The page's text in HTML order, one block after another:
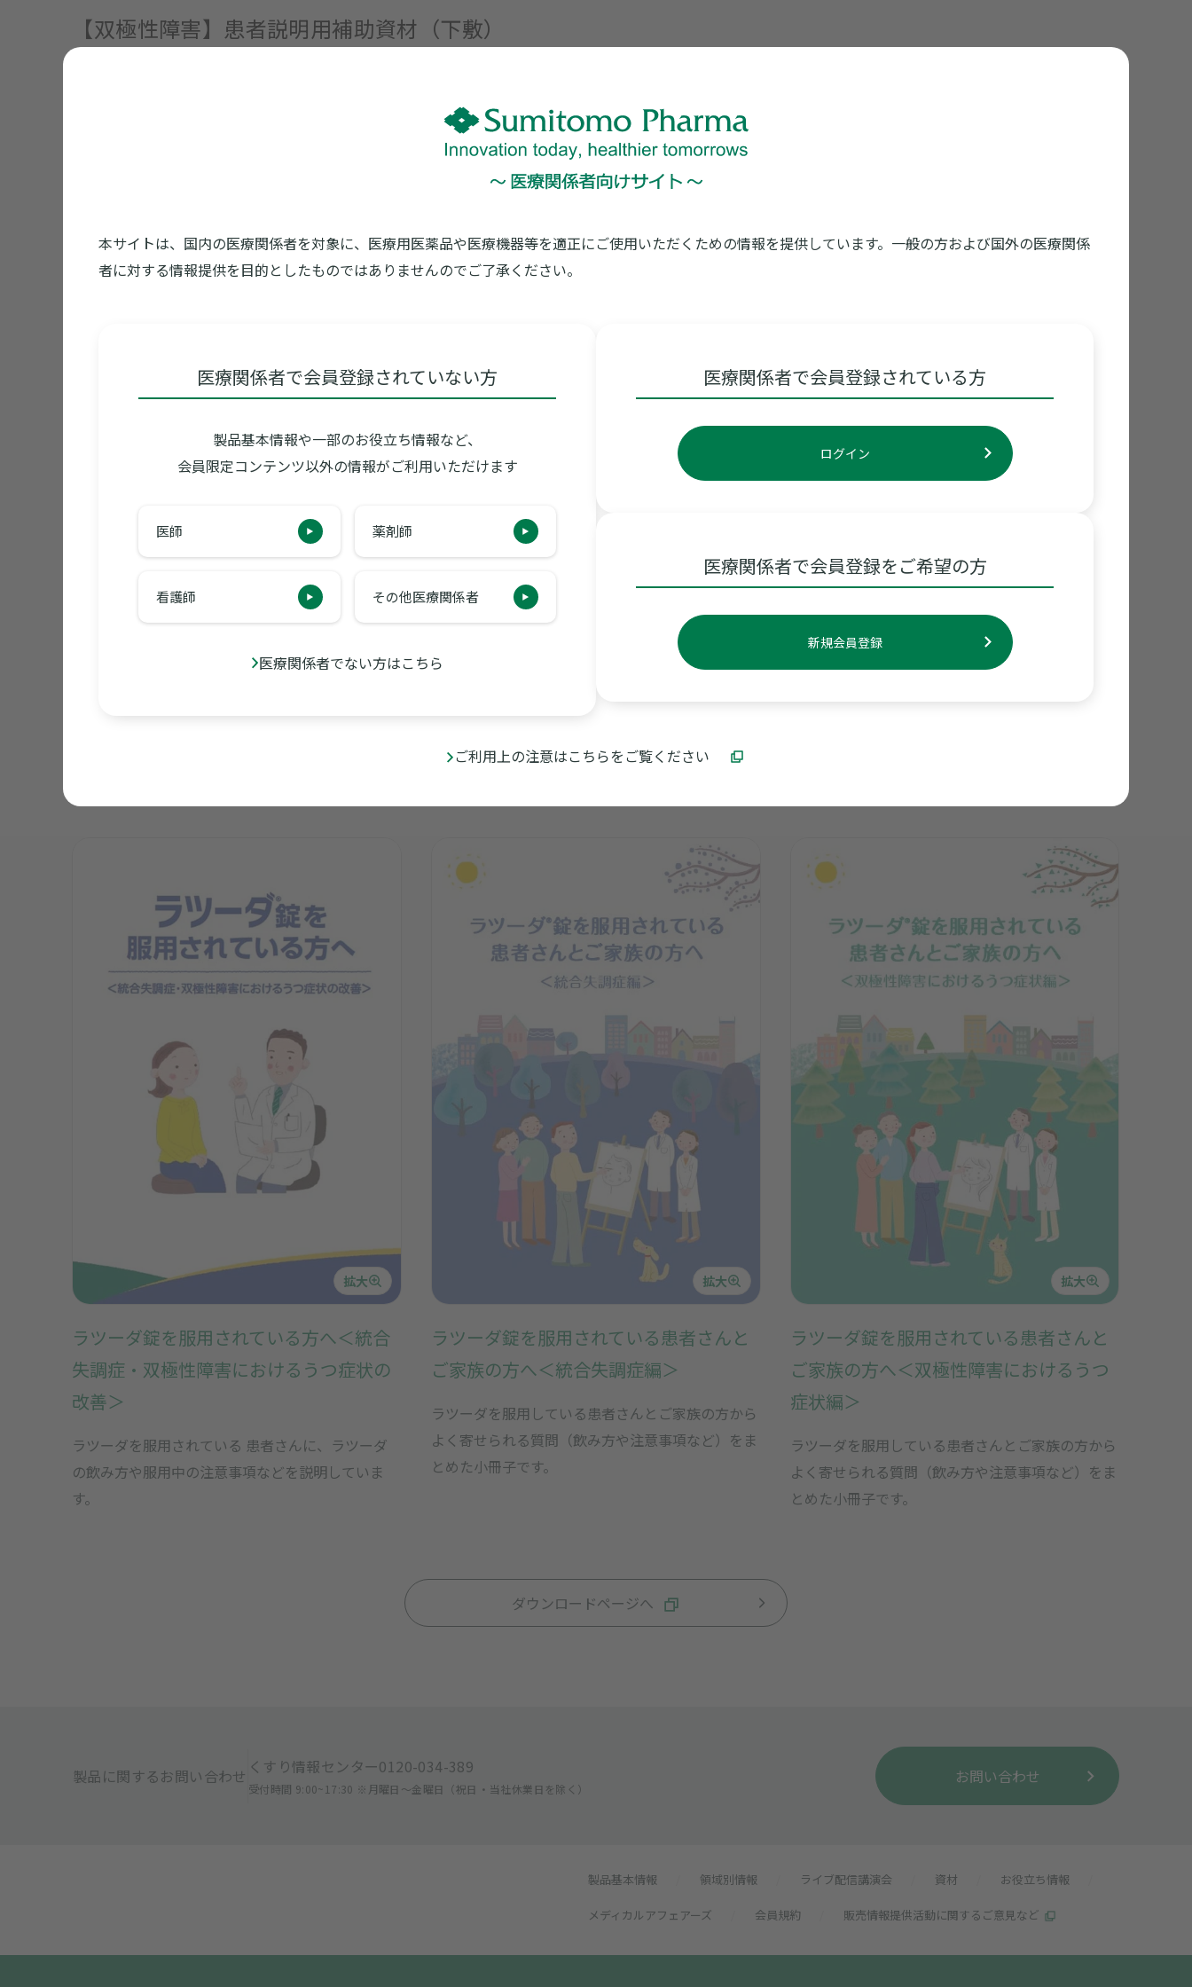
本サイトは、国内の医療関係者を対象に、医療用医薬品や医療機器等を適正にご使用いただくための情報を提供しています。一般の方および国外の医療関係
者に対する情報提供を目的としたものではありませんのでご了承ください。
医療関係者で会員登録されていない方
製品基本情報や一部のお役立ち情報など、
会員限定コンテンツ以外の情報がご利用いただけます
医師 薬剤師
看護師 その他医療関係者
医療関係者でない方はこちら
医療関係者で会員登録されている方
ログイン
医療関係者で会員登録をご希望の方
新規会員登録
ご利用上の注意はこちらをご覧ください
【双極性障害】患者説明用補助資材（下敷）
拡大
ラツーダ錠を服用されている方へ＜統合
失調症・双極性障害におけるうつ症状の
改善＞
ラツーダを服用されている 患者さんに、ラツーダ
の飲み方や服用中の注意事項などを説明していま
す。
拡大
ラツーダ錠を服用されている患者さんと
ご家族の方へ＜統合失調症編＞
ラツーダを服用している患者さんとご家族の方から
よく寄せられる質問（飲み方や注意事項など）をま
とめた小冊子です。
拡大
ラツーダ錠を服用されている患者さんと
ご家族の方へ＜双極性障害におけるうつ
症状編＞
ラツーダを服用している患者さんとご家族の方から
よく寄せられる質問（飲み方や注意事項など）をま
とめた小冊子です。
ダウンロードページへ
製品に関するお問い合わせ くすり情報センター0120-034-389
受付時間 9:00~17:30 ※月曜日〜金曜日 （祝日・当社休業日を除く）
お問い合わせ
製品基本情報 領域別情報 ライブ配信講演会 資材 お役立ち情報
メディカルアフェアーズ 会員規約 販売情報提供活動に関するご意見など